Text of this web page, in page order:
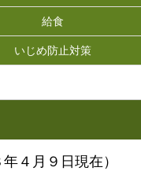
給食
いじめ防止対策
４月９日現在）